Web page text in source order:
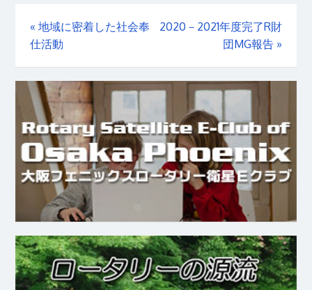
« 地域に密着した社会奉
仕活動
2020－2021年度完了R財
団MG報告 »